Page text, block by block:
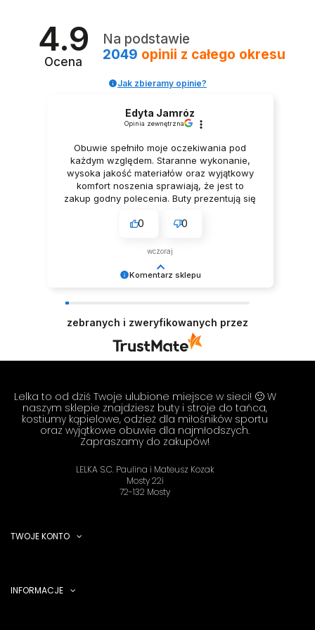
4.9
Ocena
Na podstawie
2049 opinii z całego okresu
Jak zbieramy opinie?
Komentarz sklepu
Doceniamy czas i wysiłek włożony w podzielenie
się z nami Twoimi doświadczeniami. Do
zobaczenia! Zespół LELKA 🦋
Edyta Jamróz
Opinia zewnętrzna
Obuwie spełniło moje oczekiwania pod
każdym względem. Staranne wykonanie,
wysoka jakość materiałów oraz wyjątkowy
komfort noszenia sprawiają, że jest to
zakup godny polecenia. Buty prezentują się
przekonaniem polecam ten produkt.
0 0
wczoraj
zebranych i zweryfikowanych przez
Lelka to od dziś Twoje ulubione miejsce w sieci! 🙂 W
naszym sklepie znajdziesz buty i stroje do tańca,
kostiumy kąpielowe, odzież dla miłośników sportu
oraz wyjątkowe obuwie dla najmłodszych.
Zapraszamy do zakupów!
LELKA S.C. Paulina i Mateusz Kozak
Mosty 22i
72-132 Mosty
TWOJE KONTO
INFORMACJE